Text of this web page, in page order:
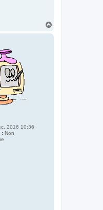
2016 10:36
: Non